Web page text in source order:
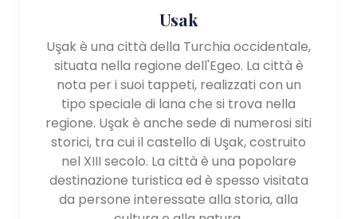
Nel complesso, la regione egea della Turchia offre
una combinazione di bellezze naturali, siti storici e
vivaci città costiere, che la rendono un destinazione
accattivante per i viaggiatori in cerca di sole, mare
ed esplorazioni culturali.
Usak
Uşak è una città della Turchia occidentale,
situata nella regione dell'Egeo. La città è
nota per i suoi tappeti, realizzati con un
tipo speciale di lana che si trova nella
regione. Uşak è anche sede di numerosi siti
storici, tra cui il castello di Uşak, costruito
nel XIII secolo. La città è una popolare
destinazione turistica ed è spesso visitata
da persone interessate alla storia, alla